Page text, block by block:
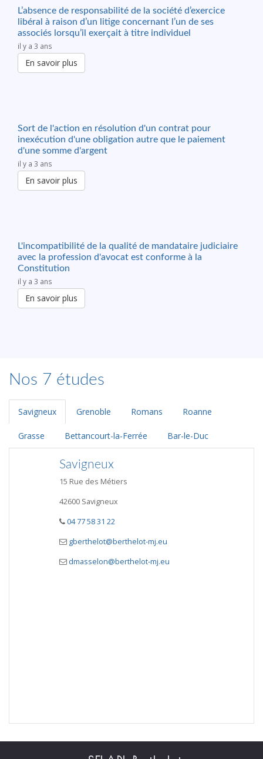
L’absence de responsabilité de la société d’exercice
libéral à raison d’un litige concernant l’un de ses
associés lorsqu’il exerçait à titre individuel
il y a 3 ans
En savoir plus
Sort de l'action en résolution d'un contrat pour
inexécution d'une obligation autre que le paiement
d'une somme d'argent
il y a 3 ans
En savoir plus
L'incompatibilité de la qualité de mandataire judiciaire
avec la profession d'avocat est conforme à la
Constitution
il y a 3 ans
En savoir plus
Nos 7 études
Savigneux Grenoble Romans Roanne
Grasse Bettancourt-la-Ferrée Bar-le-Duc
Savigneux
15 Rue des Métiers
42600 Savigneux
04 77 58 31 22
gberthelot@berthelot-mj.eu
dmasselon@berthelot-mj.eu